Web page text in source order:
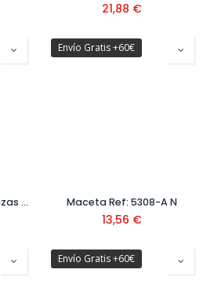
21,88 €
Blíster 6 cuñas para Mazas y Macetas Ref. 8975 BL
Envío Gratis +60€
Maceta Ref: 5308-A N
13,56 €
Envío Gratis +60€